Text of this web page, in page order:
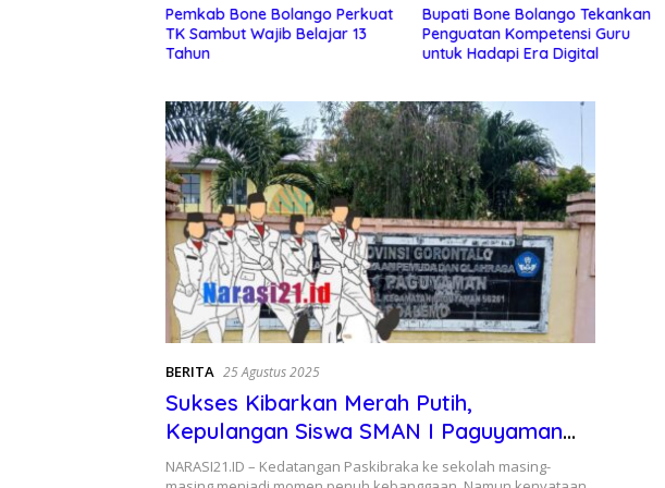
Pemkab Bone Bolango Perkuat
TK Sambut Wajib Belajar 13
Tahun
Bupati Bone Bolango Tekankan
Penguatan Kompetensi Guru
untuk Hadapi Era Digital
BERITA 25 Agustus 2025
Sukses Kibarkan Merah Putih,
Kepulangan Siswa SMAN I Paguyaman
tak disambut Pihak Sekolah
NARASI21.ID – Kedatangan Paskibraka ke sekolah masing-